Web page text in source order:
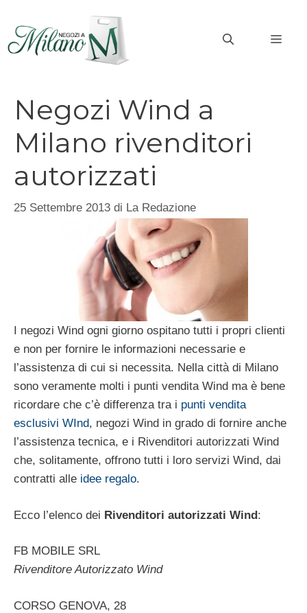
contenuto
Negozi Wind a
Milano rivenditori
autorizzati
25 Settembre 2013 di La Redazione
I negozi Wind ogni giorno ospitano tutti i propri clienti
e non per fornire le informazioni necessarie e
l’assistenza di cui si necessita. Nella città di Milano
sono veramente molti i punti vendita Wind ma è bene
ricordare che c’è differenza tra i punti vendita
esclusivi WInd, negozi Wind in grado di fornire anche
l’assistenza tecnica, e i Rivenditori autorizzati Wind
che, solitamente, offrono tutti i loro servizi Wind, dai
contratti alle idee regalo.
Ecco l’elenco dei Rivenditori autorizzati Wind:
FB MOBILE SRL
Rivenditore Autorizzato Wind
CORSO GENOVA, 28